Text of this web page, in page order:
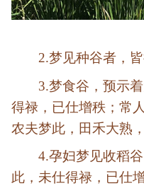
2.梦见种谷者，
3.梦食谷，预示
得禄，已仕增秩；常
农夫梦此，田禾大熟
4.孕妇梦见收稻
此，未仕得禄，已仕